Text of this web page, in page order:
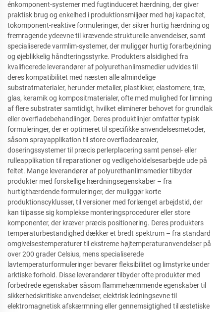
énkomponent-systemer med fugtinduceret hærdning, der giver
praktisk brug og enkelhed i produktionsmiljøer med høj kapacitet,
tokomponent-reaktive formuleringer, der sikrer hurtig hærdning og
fremragende ydeevne til krævende strukturelle anvendelser, samt
specialiserede varmlim-systemer, der muliggør hurtig forarbejdning
og øjeblikkelig håndteringsstyrke. Produkters alsidighed fra
kvalificerede leverandører af polyurethanlimsmedier udvides til
deres kompatibilitet med næsten alle almindelige
substratmaterialer, herunder metaller, plastikker, elastomere, træ,
glas, keramik og kompositmaterialer, ofte med mulighed for limning
af flere substrater samtidigt, hvilket eliminerer behovet for grundlak
eller overfladebehandlinger. Deres produktlinjer omfatter typisk
formuleringer, der er optimeret til specifikke anvendelsesmetoder,
såsom sprayapplikation til store overfladearealer,
doseringssystemer til præcis perlerplacering samt pensel- eller
rulleapplikation til reparationer og vedligeholdelsesarbejde ude på
feltet. Mange leverandører af polyurethanlimsmedier tilbyder
produkter med forskellige hærdningsegenskaber – fra
hurtigthærdende formuleringer, der muliggør korte
produktionscyklusser, til versioner med forlænget arbejdstid, der
kan tilpasse sig komplekse monteringsprocedurer eller store
komponenter, der kræver præcis positionering. Deres produkters
temperaturbestandighed dækker et bredt spektrum – fra standard
omgivelsestemperaturer til ekstreme højtemperaturanvendelser på
over 200 grader Celsius, mens specialiserede
lavtemperaturformuleringer bevarer fleksibilitet og limstyrke under
arktiske forhold. Disse leverandører tilbyder ofte produkter med
forbedrede egenskaber såsom flammehæmmende egenskaber til
sikkerhedskritiske anvendelser, elektrisk ledningsevne til
elektromagnetisk afskærmning eller gennemsigtighed til æstetiske